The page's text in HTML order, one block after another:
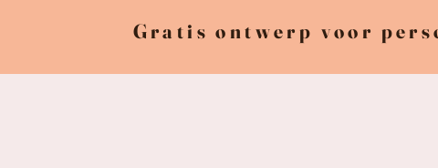
Gratis ontwerp voor